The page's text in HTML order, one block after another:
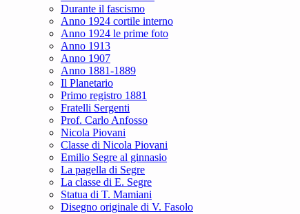
Durante il fascismo
Anno 1924 cortile interno
Anno 1924 le prime foto
Anno 1913
Anno 1907
Anno 1881-1889
Il Planetario
Primo registro 1881
Fratelli Sergenti
Prof. Carlo Anfosso
Nicola Piovani
Classe di Nicola Piovani
Emilio Segre al ginnasio
La pagella di Segre
La classe di E. Segre
Statua di T. Mamiani
Disegno originale di V. Fasolo